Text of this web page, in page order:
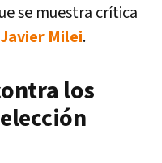
se muestra crítica
Javier Milei.
los